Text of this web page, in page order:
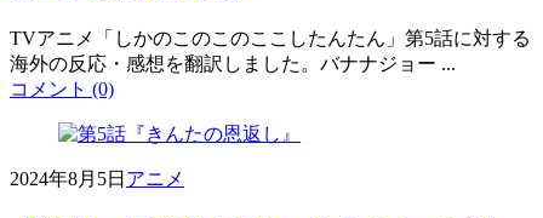
TVアニメ「しかのこのこのここしたんたん」第5話に対する
海外の反応・感想を翻訳しました。バナナジョー ...
コメント (0)
2024年8月5日 アニメ